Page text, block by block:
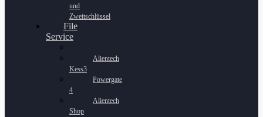
und
Zweitschlüssel
File
Service
Alientech
Kess3
Powergate
4
Alientech
Shop